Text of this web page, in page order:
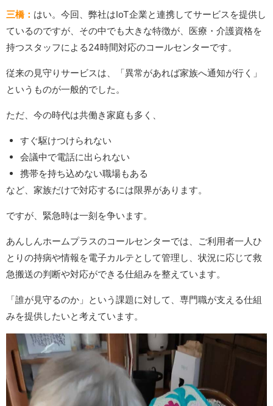
三橋： はい。今回、弊社はIoT企業と連携してサービスを提供し
ているのですが、その中でも大きな特徴が、医療・介護資格を
持つスタッフによる24時間対応のコールセンターです。
従来の見守りサービスは、「異常があれば家族へ通知が行く」
というものが一般的でした。
ただ、今の時代は共働き家庭も多く、
すぐ駆けつけられない
会議中で電話に出られない
携帯を持ち込めない職場もある
など、家族だけで対応するには限界があります。
ですが、緊急時は一刻を争います。
あんしんホームプラスのコールセンターでは、ご利用者一人ひ
とりの持病や情報を電子カルテとして管理し、状況に応じて救
急搬送の判断や対応ができる仕組みを整えています。
「誰が見守るのか」という課題に対して、専門職が支える仕組
みを提供したいと考えています。